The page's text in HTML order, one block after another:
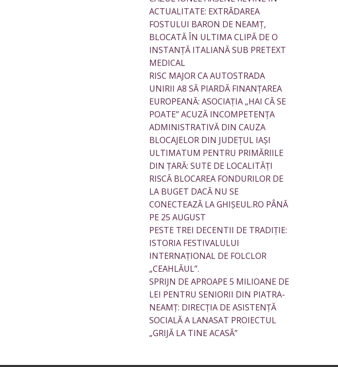
ACTUALITATE: EXTRĂDAREA
FOSTULUI BARON DE NEAMȚ,
BLOCATĂ ÎN ULTIMA CLIPĂ DE O
INSTANȚĂ ITALIANĂ SUB PRETEXT
MEDICAL
RISC MAJOR CA AUTOSTRADA
UNIRII A8 SĂ PIARDĂ FINANȚAREA
EUROPEANĂ: ASOCIAȚIA „HAI CĂ SE
POATE” ACUZĂ INCOMPETENȚA
ADMINISTRATIVĂ DIN CAUZA
BLOCAJELOR DIN JUDEȚUL IAȘI
ULTIMATUM PENTRU PRIMĂRIILE
DIN ȚARĂ: SUTE DE LOCALITĂȚI
RISCĂ BLOCAREA FONDURILOR DE
LA BUGET DACĂ NU SE
CONECTEAZĂ LA GHIȘEUL.RO PÂNĂ
PE 25 AUGUST
PESTE TREI DECENTII DE TRADIȚIE:
ISTORIA FESTIVALULUI
INTERNAȚIONAL DE FOLCLOR
„CEAHLĂUL”.
SPRIJN DE APROAPE 5 MILIOANE DE
LEI PENTRU SENIORII DIN PIATRA-
NEAMȚ: DIRECȚIA DE ASISTENȚĂ
SOCIALĂ A LANASAT PROIECTUL
„GRIJĂ LA TINE ACASĂ”